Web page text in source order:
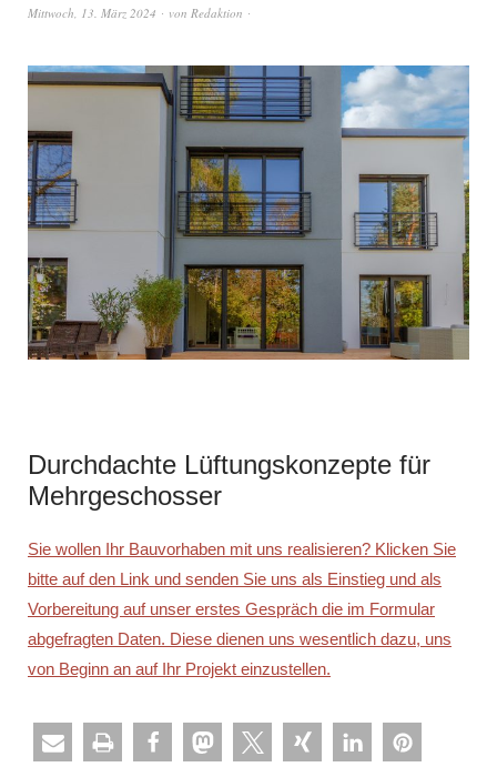
Mittwoch, 13. März 2024 von Redaktion
Durchdachte Lüftungskonzepte für
Mehrgeschosser
Sie wollen Ihr Bauvorhaben mit uns realisieren? Klicken Sie
bitte auf den Link und senden Sie uns als Einstieg und als
Vorbereitung auf unser erstes Gespräch die im Formular
abgefragten Daten. Diese dienen uns wesentlich dazu, uns
von Beginn an auf Ihr Projekt einzustellen.